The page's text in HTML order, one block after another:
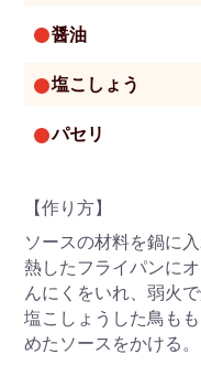
醤油
塩こしょう
パセリ
【作り方】
ソースの材料を鍋に
熱したフライパンに
んにくをいれ、弱火で
塩こしょうした鳥も
めたソースをかける。